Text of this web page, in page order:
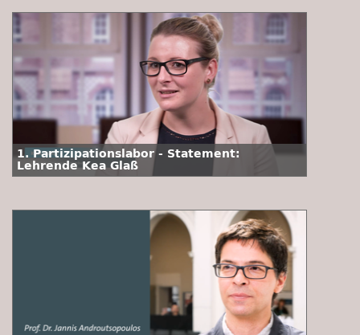
1. Partizipationslabor - Statement:
Lehrende Kea Glaß